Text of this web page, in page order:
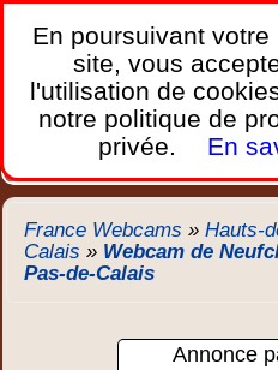
France
Les webcams sur
Home Bretagne Corse
Trafic Chercher
France Webcams »Hauts-
Calais » Webcam de
Pas-de-Calais
Annonce
En poursuivant
site, vous
l'utilisation de
notre politique de
privée.
En